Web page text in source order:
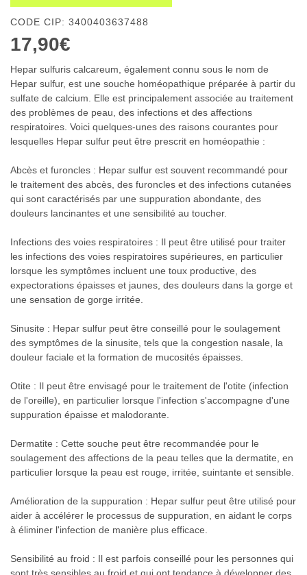
CODE CIP: 3400403637488
17,90€
Hepar sulfuris calcareum, également connu sous le nom de
Hepar sulfur, est une souche homéopathique préparée à partir du
sulfate de calcium. Elle est principalement associée au traitement
des problèmes de peau, des infections et des affections
respiratoires. Voici quelques-unes des raisons courantes pour
lesquelles Hepar sulfur peut être prescrit en homéopathie :
Abcès et furoncles : Hepar sulfur est souvent recommandé pour
le traitement des abcès, des furoncles et des infections cutanées
qui sont caractérisés par une suppuration abondante, des
douleurs lancinantes et une sensibilité au toucher.
Infections des voies respiratoires : Il peut être utilisé pour traiter
les infections des voies respiratoires supérieures, en particulier
lorsque les symptômes incluent une toux productive, des
expectorations épaisses et jaunes, des douleurs dans la gorge et
une sensation de gorge irritée.
Sinusite : Hepar sulfur peut être conseillé pour le soulagement
des symptômes de la sinusite, tels que la congestion nasale, la
douleur faciale et la formation de mucosités épaisses.
Otite : Il peut être envisagé pour le traitement de l'otite (infection
de l'oreille), en particulier lorsque l'infection s'accompagne d'une
suppuration épaisse et malodorante.
Dermatite : Cette souche peut être recommandée pour le
soulagement des affections de la peau telles que la dermatite, en
particulier lorsque la peau est rouge, irritée, suintante et sensible.
Amélioration de la suppuration : Hepar sulfur peut être utilisé pour
aider à accélérer le processus de suppuration, en aidant le corps
à éliminer l'infection de manière plus efficace.
Sensibilité au froid : Il est parfois conseillé pour les personnes qui